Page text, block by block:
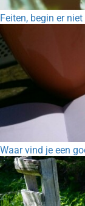
Feiten, begin er niet
Waar vind je een